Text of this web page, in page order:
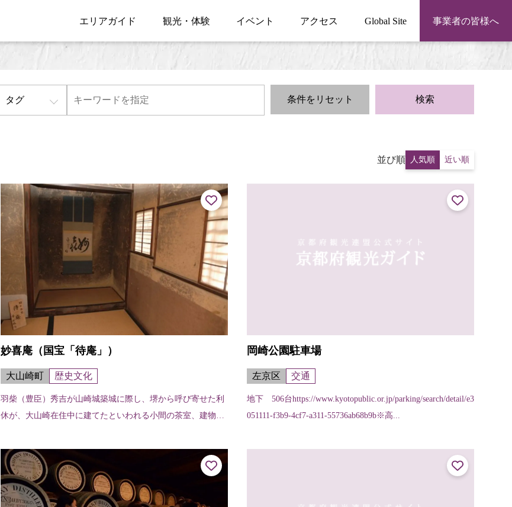
エリアガイド 観光・体験 イベント アクセス Global Site 事業者の皆様へ
タグ 条件をリセット 検索
並び順 人気順 近い順
妙喜庵（国宝「待庵」）
大山崎町 歴史文化
羽柴（豊臣）秀吉が山崎城築城に際し、堺から呼び寄せた利
休が、大山崎在住中に建てたといわれる小間の茶室、建物の
で、茶室では例のない地下窓をあけて...
岡崎公園駐車場
左京区 交通
地下 506台https://www.kyotopublic.or.jp/parking/search/detail/e3
051111-f3b9-4cf7-a311-55736ab68b9b※高...